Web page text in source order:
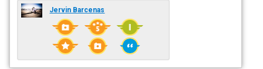
Jervin Barcenas